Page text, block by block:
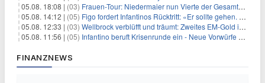
05.08. 18:08 | (03) Frauen-Tour: Niedermaier nun Vierte der Gesamtwertung
05.08. 14:12 | (05) Figo fordert Infantinos Rücktritt: «Er sollte gehen. Jetzt»
05.08. 12:33 | (03) Wellbrock verblüfft und träumt: Zweites EM-Gold in Paris
05.08. 11:56 | (05) Infantino beruft Krisenrunde ein - Neue Vorwürfe gegen FIFA
FINANZNEWS